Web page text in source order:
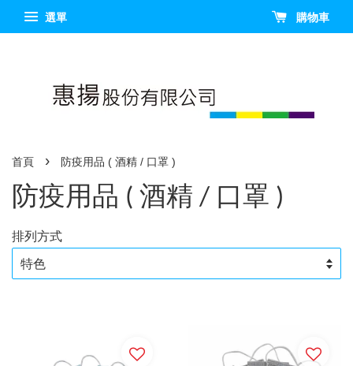
選單 購物車
首頁 › 防疫用品 ( 酒精 / 口罩 )
防疫用品 ( 酒精 / 口罩 )
排列方式